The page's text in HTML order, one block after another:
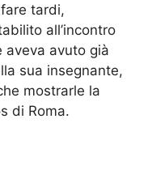
tardi,
all’incontro
aveva avuto già
sua insegnante,
mostrarle la
di Roma.